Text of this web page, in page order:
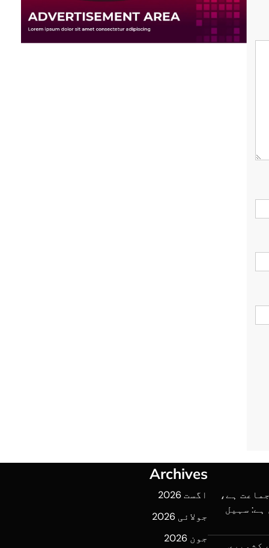
ہے،
ہے: سہیل
Archives
اگست 2026
جولائی 2026
جون 2026